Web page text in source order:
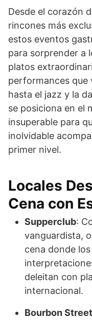
Desde el corazón
rincones más
estos eventos
para sorprender a
platos
performances que
hasta el jazz y la
se posiciona en el
insuperable para
inolvidable
primer nivel.
Locales
Cena con
Supperclub:
vanguardista,
cena donde
deleitan con
internacional.
Bourbon Street